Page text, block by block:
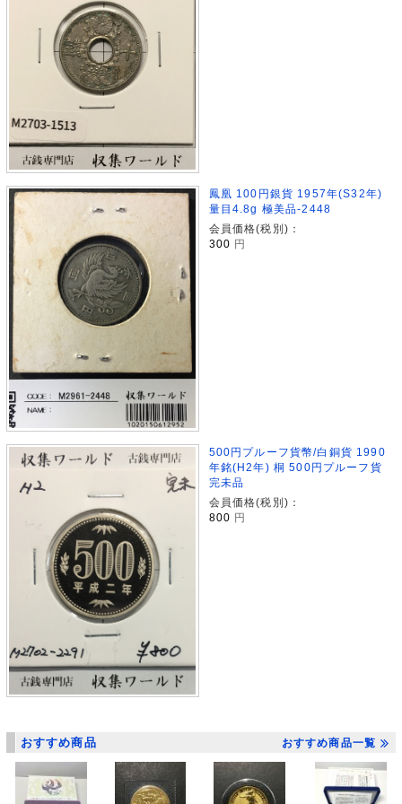
鳳凰 100円銀貨 1957年(S32年)
量目4.8g 極美品-2448
会員価格(税別)：
300 円
500円プルーフ貨幣/白銅貨 1990
年銘(H2年) 桐 500円プルーフ貨
完未品
会員価格(税別)：
800 円
おすすめ商品 おすすめ商品一覧